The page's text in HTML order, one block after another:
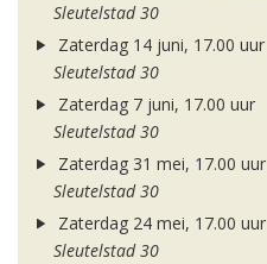
Sleutelstad 30
Zaterdag 14 juni, 17.00 uur
Sleutelstad 30
Zaterdag 7 juni, 17.00 uur
Sleutelstad 30
Zaterdag 31 mei, 17.00 uur
Sleutelstad 30
Zaterdag 24 mei, 17.00 uur
Sleutelstad 30